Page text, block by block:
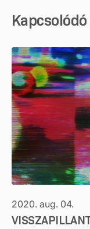
2020. aug. 04.